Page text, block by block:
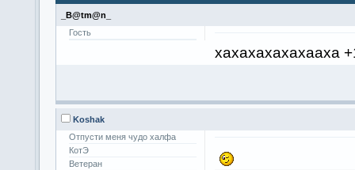
_B@tm@n_
Гость
хахахахахахааха
Koshak
Отпусти меня чудо халфа
КотЭ
Ветеран